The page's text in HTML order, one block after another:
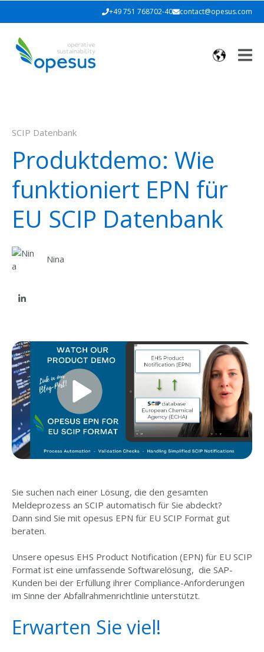
+49 751 768702-40 contact@opesus.com
SCIP Datenbank
Produktdemo: Wie
funktioniert EPN für
EU SCIP Datenbank
Nina
Sie suchen nach einer Lösung, die den gesamten
Meldeprozess an SCIP automatisch für Sie abdeckt?
Dann sind Sie mit opesus EPN für EU SCIP Format gut
beraten.
Unsere opesus EHS Product Notification (EPN) für EU SCIP
Format ist eine umfassende Softwarelösung, die SAP-
Kunden bei der Erfüllung ihrer Compliance-Anforderungen
im Sinne der Abfallrahmenrichtlinie unterstützt.
Erwarten Sie viel!